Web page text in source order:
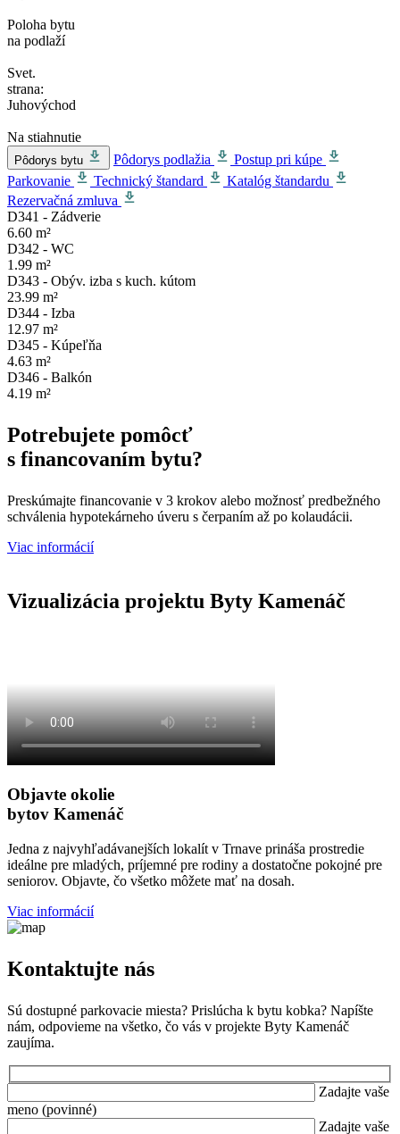
Poloha bytu
na podlaží
Svet.
strana:
Juhovýchod
Na stiahnutie
Pôdorys bytu Pôdorys podlažia
Postup pri kúpe
Parkovanie
Technický štandard
Katalóg štandardu
Rezervačná zmluva
D341 - Zádverie
6.60 m²
D342 - WC
1.99 m²
D343 - Obýv. izba s kuch. kútom
23.99 m²
D344 - Izba
12.97 m²
D345 - Kúpeľňa
4.63 m²
D346 - Balkón
4.19 m²
Potrebujete pomôcť
s financovaním bytu?
Preskúmajte financovanie v 3 krokov alebo možnosť predbežného
schválenia hypotekárneho úveru s čerpaním až po kolaudácii.
Viac informácií
Vizualizácia projektu Byty Kamenáč
Objavte okolie
bytov Kamenáč
Jedna z najvyhľadávanejších lokalít v Trnave prináša prostredie
ideálne pre mladých, príjemné pre rodiny a dostatočne pokojné pre
seniorov. Objavte, čo všetko môžete mať na dosah.
Viac informácií
Kontaktujte nás
Sú dostupné parkovacie miesta? Prislúcha k bytu kobka? Napíšte
nám, odpovieme na všetko, čo vás v projekte Byty Kamenáč
zaujíma.
Zadajte vaše
meno (povinné)
Zadajte vaše